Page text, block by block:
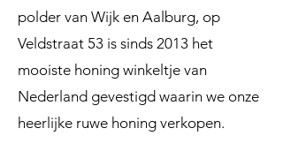
polder van Wijk en Aalburg, op
Veldstraat 53 is sinds 2013 het
mooiste honing winkeltje van
Nederland gevestigd waarin we onze
heerlijke ruwe honing verkopen.